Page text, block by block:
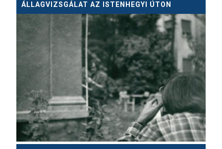
ÁLLAGVIZSGÁLAT AZ ISTENHEGYI ÚTON